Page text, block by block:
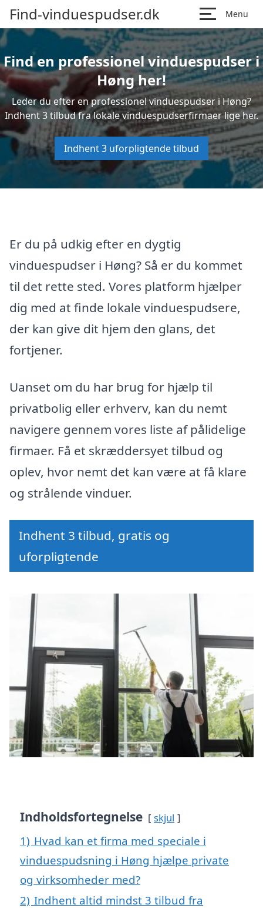
Find-vinduespudser.dk Menu
Find en professionel vinduespudser i
Høng her!
Leder du efter en professionel vinduespudser i Høng?
Indhent 3 tilbud fra lokale vinduespudserfirmaer lige her.
Indhent 3 uforpligtende tilbud
Er du på udkig efter en dygtig
vinduespudser i Høng? Så er du kommet
til det rette sted. Vores platform hjælper
dig med at finde lokale vinduespudsere,
der kan give dit hjem den glans, det
fortjener.
Uanset om du har brug for hjælp til
privatbolig eller erhverv, kan du nemt
navigere gennem vores liste af pålidelige
firmaer. Få et skræddersyet tilbud og
oplev, hvor nemt det kan være at få klare
og strålende vinduer.
Indhent 3 tilbud, gratis og
uforpligtende
Indholdsfortegnelse skjul
1) Hvad kan et firma med speciale i
vinduespudsning i Høng hjælpe private
og virksomheder med?
2) Indhent altid mindst 3 tilbud fra